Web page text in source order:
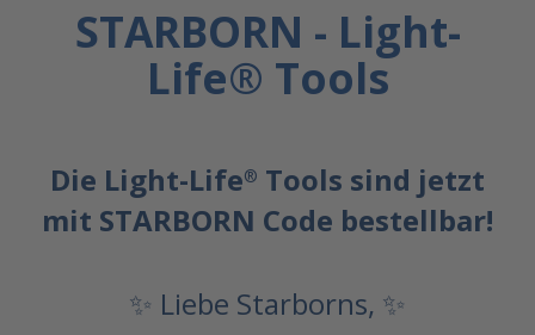
STARBORN - Light-
Life® Tools
Die Light-Life®​ Tools sind jetzt
mit STARBORN Code bestellbar!
✨ Liebe Starborns, ✨